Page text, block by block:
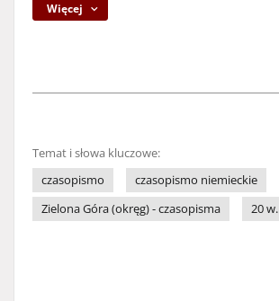
Więcej
Temat i słowa kluczowe:
czasopismo
czasopismo niemieckie
Zielona Góra (okręg) - czasopisma
20 w.